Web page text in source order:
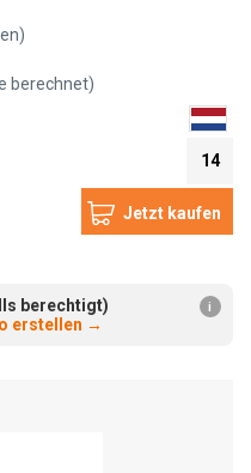
berechnet)
14
berechtigt)
erstellen →
i